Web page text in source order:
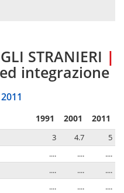
STRANIERI |
integrazione
1991 2001 2011
3 4.7
5
.... ....
....
.... ....
....
.... ....
....